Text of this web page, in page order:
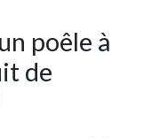
poêle à
de